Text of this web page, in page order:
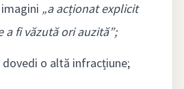
„a acționat explicit
a fi văzută ori auzită”;
o altă infracțiune;